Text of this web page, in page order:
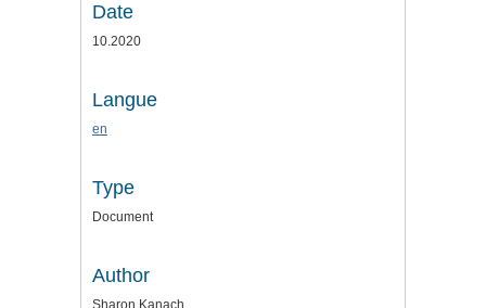
Date
10.2020
Langue
en
Type
Document
Author
Sharon Kanach